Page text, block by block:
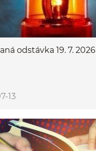
odstávka 19. 7. 2026
13